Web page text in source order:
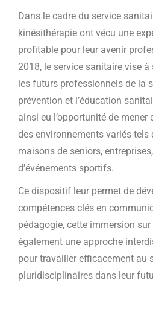
Dans le cadre du service
kinésithérapie ont vécu une
profitable pour leur avenir
2018, le service sanitaire vise
les futurs professionnels de la
prévention et l’éducation
ainsi eu l’opportunité de
des environnements variés tels
maisons de seniors,
d’événements sportifs.
Ce dispositif leur permet de
compétences clés en
pédagogie, cette immersion
également une approche
pour travailler efficacement au
pluridisciplinaires dans leur